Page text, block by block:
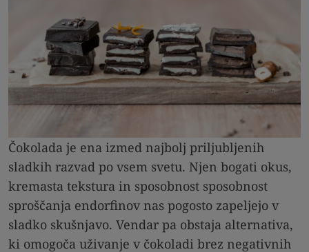
Čokolada je ena izmed najbolj priljubljenih
sladkih razvad po vsem svetu. Njen bogati okus,
kremasta tekstura in sposobnost sposobnost
sproščanja endorfinov nas pogosto zapeljejo v
sladko skušnjavo. Vendar pa obstaja alternativa,
ki omogoča uživanje v čokoladi brez negativnih